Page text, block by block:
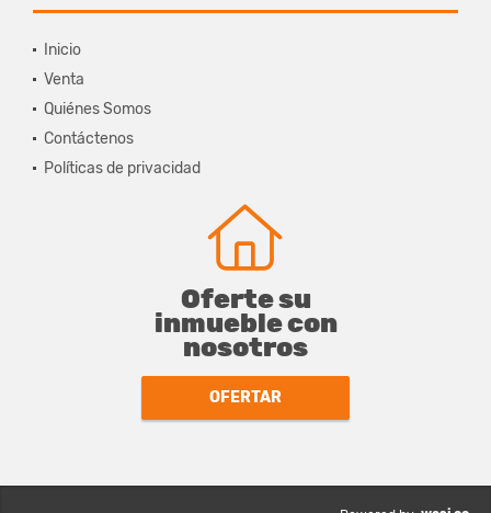
Inicio
Venta
Quiénes Somos
Contáctenos
Políticas de privacidad
Oferte su
inmueble con
nosotros
OFERTAR